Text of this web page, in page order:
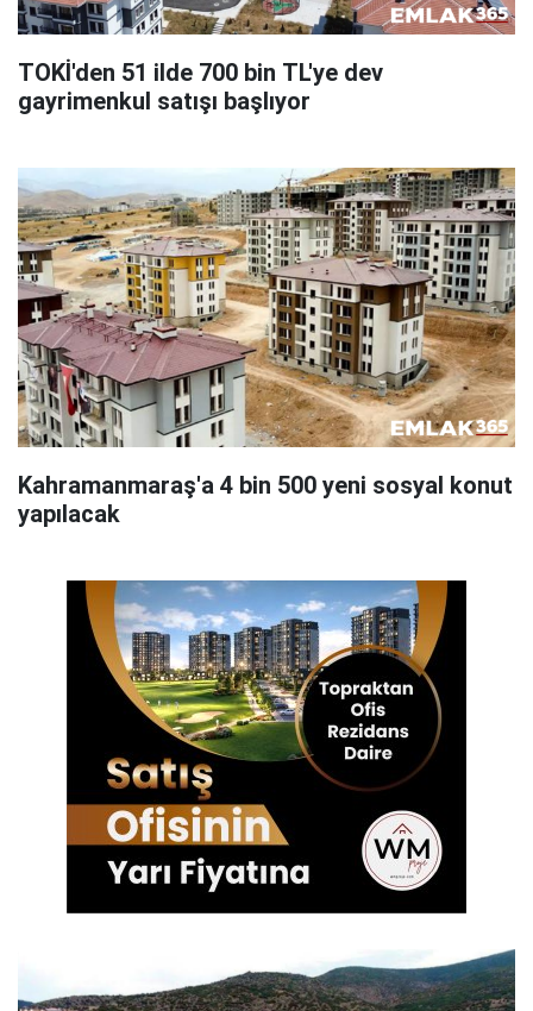
TOKİ'den 51 ilde 700 bin TL'ye dev
gayrimenkul satışı başlıyor
Kahramanmaraş'a 4 bin 500 yeni sosyal konut
yapılacak